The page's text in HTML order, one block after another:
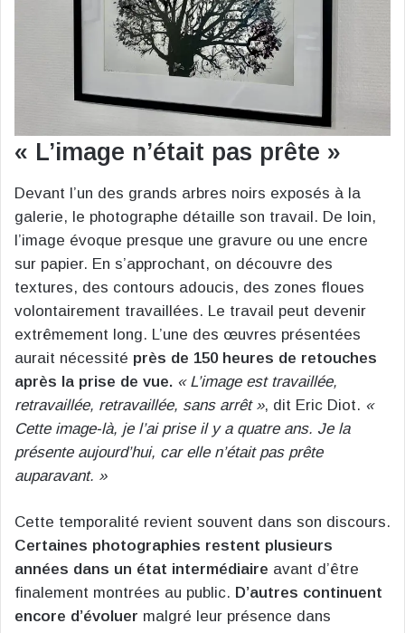
« L’image n’était pas prête »
Devant l’un des grands arbres noirs exposés à la
galerie, le photographe détaille son travail. De loin,
l’image évoque presque une gravure ou une encre
sur papier. En s’approchant, on découvre des
textures, des contours adoucis, des zones floues
volontairement travaillées. Le travail peut devenir
extrêmement long. L’une des œuvres présentées
aurait nécessité près de 150 heures de retouches
après la prise de vue. « L’image est travaillée,
retravaillée, retravaillée, sans arrêt », dit Eric Diot. «
Cette image-là, je l’ai prise il y a quatre ans. Je la
présente aujourd’hui, car elle n’était pas prête
auparavant. »
Cette temporalité revient souvent dans son discours.
Certaines photographies restent plusieurs
années dans un état intermédiaire avant d’être
finalement montrées au public. D’autres continuent
encore d’évoluer malgré leur présence dans